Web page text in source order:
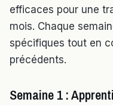
efficaces pour une
mois. Chaque
spécifiques tout en
précédents.
Semaine 1 :